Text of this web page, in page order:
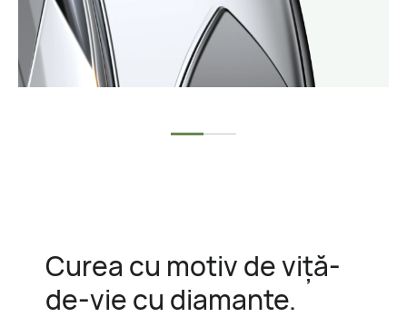
Curea cu motiv de viță-
de-vie cu diamante.